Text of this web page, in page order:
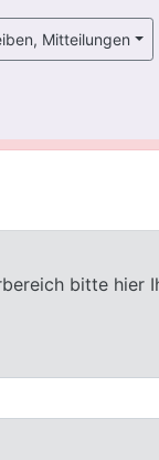
Mitteilungen
bitte hier